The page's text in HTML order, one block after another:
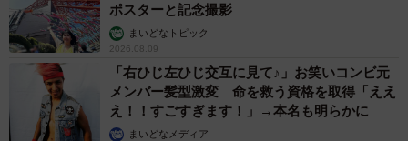
ポスターと記念撮影
まいどなトピック
2026.08.09
「右ひじ左ひじ交互に見て♪」お笑いコンビ元
メンバー髪型激変 命を救う資格を取得「ええ
え！！すごすぎます！」→本名も明らかに
まいどなメディア